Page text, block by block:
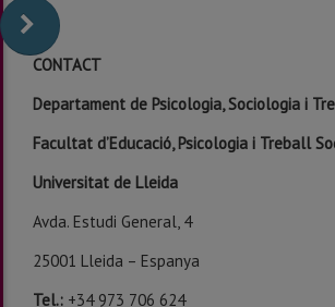
CONTACT
Departament de Psicologia, Sociologia i
Facultat d’Educació, Psicologia i Treball
Universitat de Lleida
Avda. Estudi General, 4
25001 Lleida – Espanya
Tel.: +34 973 706 624